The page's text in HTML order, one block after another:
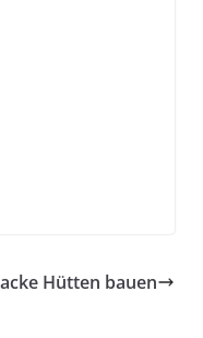
Hütten bauen